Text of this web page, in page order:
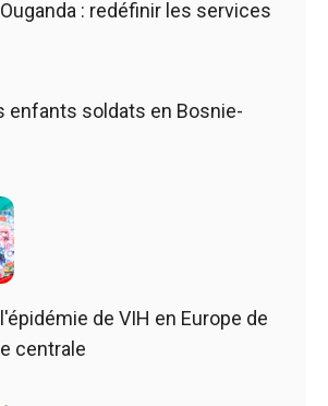
: redéfinir les services
enfants soldats en Bosnie-
de VIH en Europe de
centrale